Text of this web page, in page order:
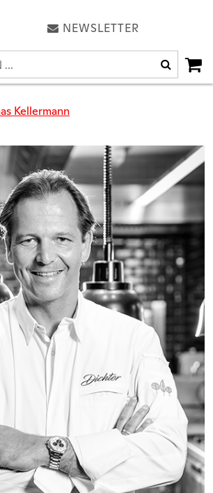
NEWSLETTER
Kellermann